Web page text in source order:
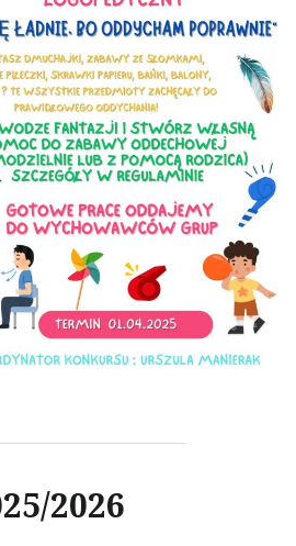
regionalnego
Europejskie dla
Śląska 2021-2027
ze
Europejskiego
Społecznego Plus. W
w/w projektu…
2026